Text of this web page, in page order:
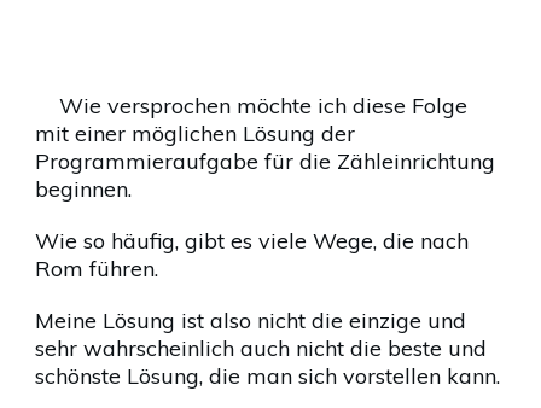
Wie versprochen möchte ich diese Folge
mit einer möglichen Lösung der
Programmieraufgabe für die Zähleinrichtung
beginnen.
Wie so häufig, gibt es viele Wege, die nach
Rom führen.
Meine Lösung ist also nicht die einzige und
sehr wahrscheinlich auch nicht die beste und
schönste Lösung, die man sich vorstellen kann.